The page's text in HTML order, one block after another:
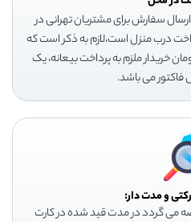
سفارش برای مشتریان تهرانی در
با پرداخت درب منزل است،لازم به ذکر است که
10میلیون تومان خریدار ملزم به پرداخت بیعانه، یک
می باشد.
و مدت دار:
می گردد در مدت قید شده در کارت